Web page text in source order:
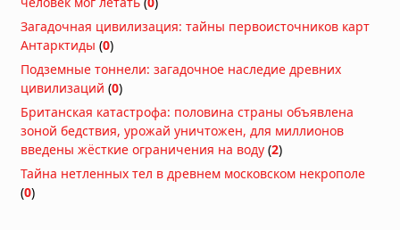
опасности
Землетрясение магнитудой 5,5 у
берегов Египта: толчки ощущались
03.08.2026 в 06:38
Супертайфун «Дельфин»: пятый
циклон максимальной мощности в
2026 году движется к побережью
Загадочная цивилизация: тайны первоисточников карт
Антарктиды (0)
Подземные тоннели: загадочное наследие древних
цивилизаций (0)
Британская катастрофа: половина страны объявлена
зоной бедствия, урожай уничтожен, для миллионов
введены жёсткие ограничения на воду (2)
Тайна нетленных тел в древнем московском некрополе
(0)